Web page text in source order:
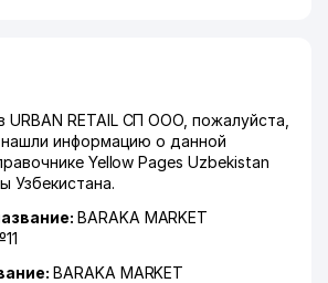
RETAIL СП ООО, пожалуйста,
информацию о данной
Yellow Pages Uzbekistan
Узбекистана.
BARAKA MARKET
BARAKA MARKET